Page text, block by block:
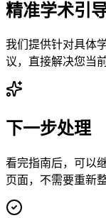
精准学术引
我们提供针对具体
议，直接解决您当
下一步处理
看完指南后，可以
页面，不需要重新